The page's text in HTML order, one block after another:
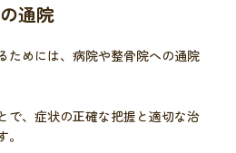
通院
ためには、病院や整骨院への通院
で、症状の正確な把握と適切な治